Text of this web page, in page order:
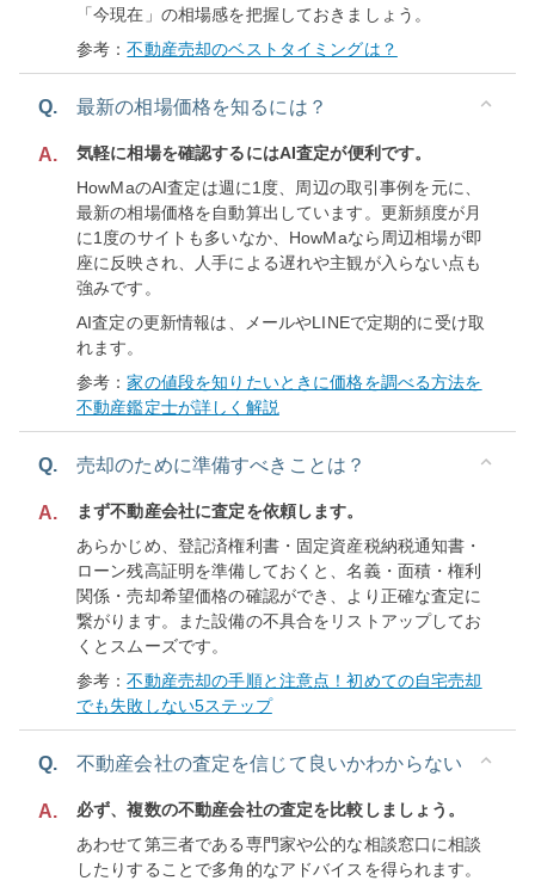
「今現在」の相場感を把握しておきましょう。
参考：不動産売却のベストタイミングは？
Q. 最新の相場価格を知るには？
A.
気軽に相場を確認するにはAI査定が便利です。
HowMaのAI査定は週に1度、周辺の取引事例を元に、
最新の相場価格を自動算出しています。更新頻度が月
に1度のサイトも多いなか、HowMaなら周辺相場が即
座に反映され、人手による遅れや主観が入らない点も
強みです。
AI査定の更新情報は、メールやLINEで定期的に受け取
れます。
参考：家の値段を知りたいときに価格を調べる方法を
不動産鑑定士が詳しく解説
Q. 売却のために準備すべきことは？
A.
まず不動産会社に査定を依頼します。
あらかじめ、登記済権利書・固定資産税納税通知書・
ローン残高証明を準備しておくと、名義・面積・権利
関係・売却希望価格の確認ができ、より正確な査定に
繋がります。また設備の不具合をリストアップしてお
くとスムーズです。
参考：不動産売却の手順と注意点！初めての自宅売却
でも失敗しない5ステップ
Q. 不動産会社の査定を信じて良いかわからない
A.
必ず、複数の不動産会社の査定を比較しましょう。
あわせて第三者である専門家や公的な相談窓口に相談
したりすることで多角的なアドバイスを得られます。